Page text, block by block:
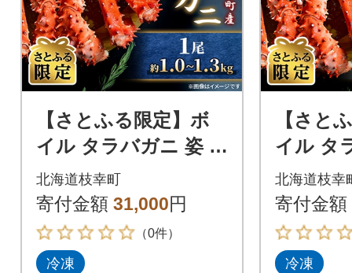
【さとふる限定】ボ
イル タラバガニ 姿 1
尾 (約1.0kg～1.3kg)
北海道オホーツク枝幸
町産
北海道枝幸町
寄付金額 31,000円
（0件）
冷凍
【さと
イル タ
尾 (約
北海道
町産
北海道枝幸
寄付金額
冷凍